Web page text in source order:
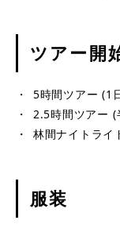
ツアー開
5時間ツアー
2.5時間ツアー (
林間ナイトラ
​服装